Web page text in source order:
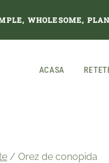
WHOLESOME,
ACASA
/ Orez de conopida